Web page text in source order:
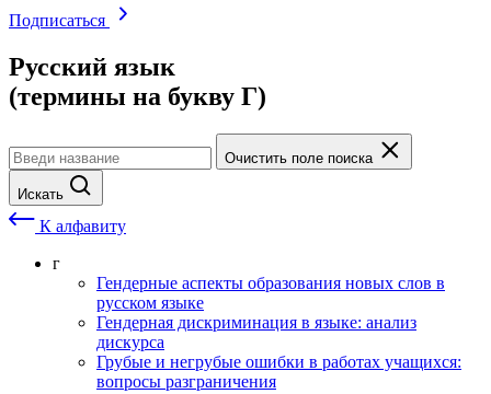
Подписаться
Русский язык
(термины на букву Г)
Очистить поле поиска
Искать
К алфавиту
г
Гендерные аспекты образования новых слов в
русском языке
Гендерная дискриминация в языке: анализ
дискурса
Грубые и негрубые ошибки в работах учащихся:
вопросы разграничения